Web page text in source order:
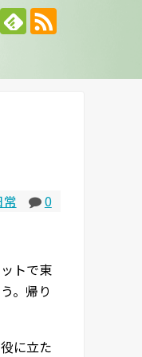
常
0
トで東
。帰り
に立た